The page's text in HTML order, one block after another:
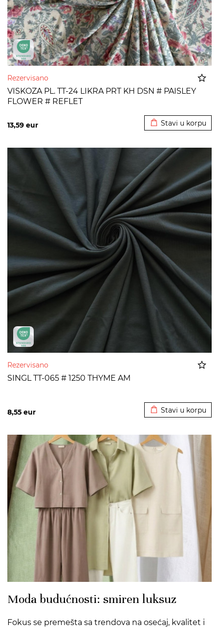
Rezervisano
VISKOZA PL. TT-24 LIKRA PRT KH DSN # PAISLEY
FLOWER # REFLET
13,59 eur Stavi u korpu
Rezervisano
SINGL TT-065 # 1250 THYME AM
8,55 eur Stavi u korpu
Moda budućnosti: smiren luksuz
Fokus se premešta sa trendova na osećaj, kvalitet i